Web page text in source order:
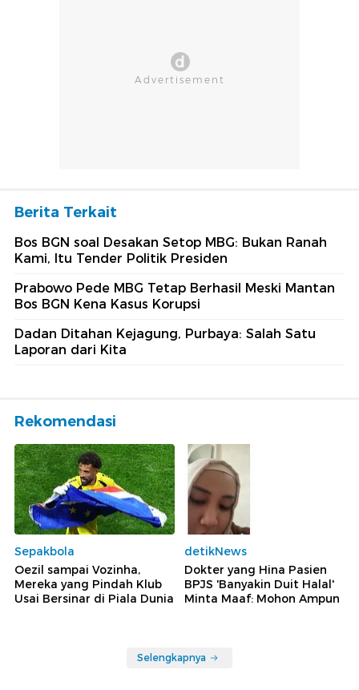
Berita Terkait
Bos BGN soal Desakan Setop MBG: Bukan Ranah
Kami, Itu Tender Politik Presiden
Prabowo Pede MBG Tetap Berhasil Meski Mantan
Bos BGN Kena Kasus Korupsi
Dadan Ditahan Kejagung, Purbaya: Salah Satu
Laporan dari Kita
Rekomendasi
Sepakbola
Oezil sampai Vozinha,
Mereka yang Pindah Klub
Usai Bersinar di Piala Dunia
detikNews
Dokter yang Hina Pasien
BPJS 'Banyakin Duit Halal'
Minta Maaf: Mohon Ampun
Selengkapnya